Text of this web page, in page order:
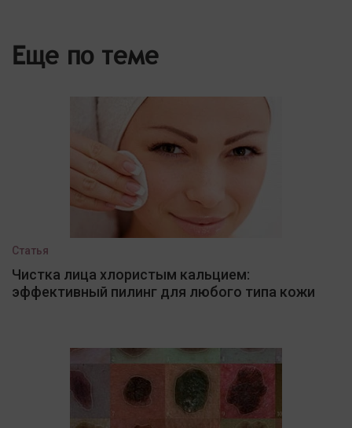
Еще по теме
Статья
Чистка лица хлористым кальцием:
эффективный пилинг для любого типа кожи